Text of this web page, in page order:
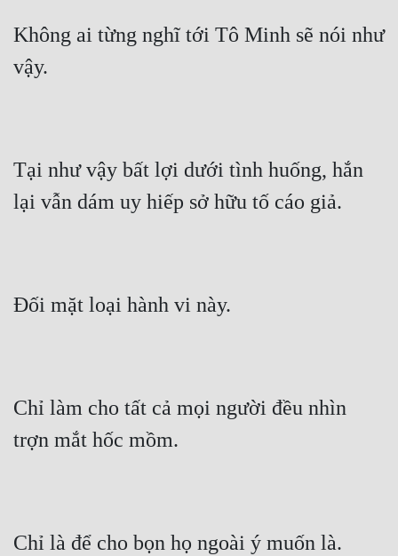
Không ai từng nghĩ tới Tô Minh sẽ nói như
vậy.
Tại như vậy bất lợi dưới tình huống, hắn
lại vẫn dám uy hiếp sở hữu tố cáo giả.
Đối mặt loại hành vi này.
Chỉ làm cho tất cả mọi người đều nhìn
trợn mắt hốc mồm.
Chỉ là để cho bọn họ ngoài ý muốn là.